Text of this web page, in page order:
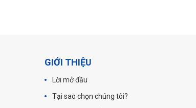
GIỚI THIỆU
Lời mở đầu
Tại sao chọn chúng tôi?